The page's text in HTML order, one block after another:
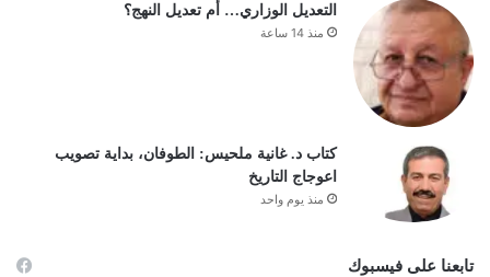
التعديل الوزاري… أم تعديل النهج؟
منذ 14 ساعة
كتاب د. غانية ملحيس: الطوفان، بداية تصويب
اعوجاج التاريخ
منذ يوم واحد
تابعنا على فيسبوك